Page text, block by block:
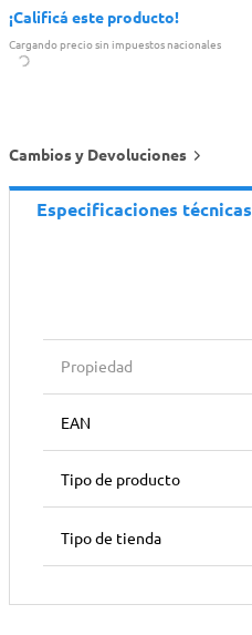
¡Calificá este producto!
Cargando precio sin impuestos nacionales
Cambios y Devoluciones
Especificaciones técnicas
Propiedad
EAN
Tipo de producto
Tipo de tienda